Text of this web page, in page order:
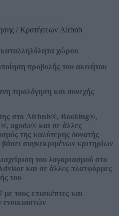
/ Κρατήσεων Airbnb
χώρου
προβολής του ακινήτου
τιμολόγηση και συνεχής
στο Airbnb®, Booking®,
®, agoda® και σε άλλες
της καλύτερης δυνατής
συγκεκριμένων κριτηρίων
του λογαριασμού στο
και σε άλλες πλατφόρμες
του
τους επισκέπτες και